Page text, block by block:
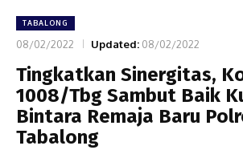
TABALONG
08/02/2022 Updated: 08/02/2022
Tingkatkan Sinergitas,
1008/Tbg Sambut Baik
Bintara Remaja Baru
Tabalong